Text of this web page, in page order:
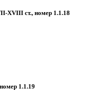
XVIII ст., номер 1.1.18
1.1.19